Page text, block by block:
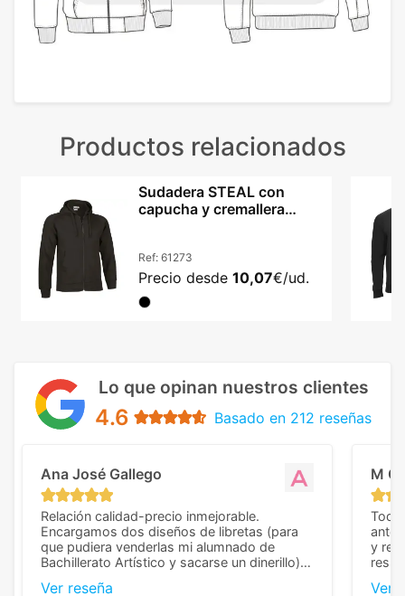
Productos relacionados
Sudadera STEAL con
capucha y cremallera
Ref: 61273
Precio desde 10,07€/ud.
Lo que opinan nuestros clientes
4.6 Basado en 212 reseñas
Ana José Gallego
Relación calidad-precio inmejorable.
Encargamos dos diseños de libretas (para
que pudiera venderlas mi alumnado de
Bachillerato Artístico y sacarse un dinerillo) y
diferencia, con libretas de muy buena calidad
Ver reseña
M C
Todo
y
Ver